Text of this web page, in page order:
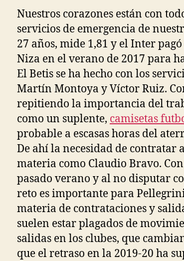
Nuestros corazones están con
servicios de emergencia de
27 años, mide 1,81 y el Inter
Niza en el verano de 2017 para
El Betis se ha hecho con los
Martín Montoya y Víctor Ruiz.
repitiendo la importancia del
como un suplente, camisetas
probable a escasas horas del
De ahí la necesidad de contratar
materia como Claudio Bravo.
pasado verano y al no disputar
reto es importante para
materia de contrataciones y
suelen estar plagados de
salidas en los clubes, que
que el retraso en la 2019-20 ha